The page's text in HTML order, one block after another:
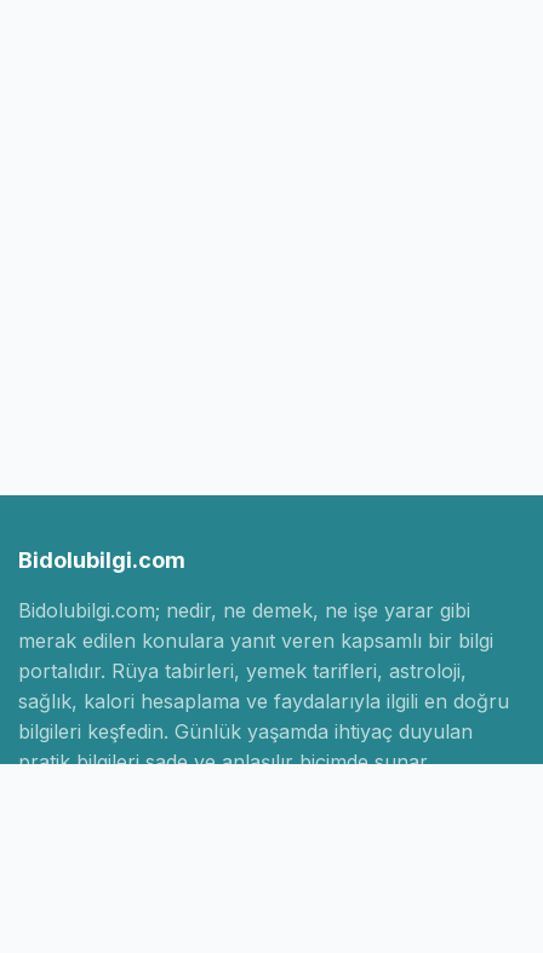
Bidolubilgi.com
Bidolubilgi.com; nedir, ne demek, ne işe yarar gibi
merak edilen konulara yanıt veren kapsamlı bir bilgi
portalıdır. Rüya tabirleri, yemek tarifleri, astroloji,
sağlık, kalori hesaplama ve faydalarıyla ilgili en doğru
bilgileri keşfedin. Günlük yaşamda ihtiyaç duyulan
pratik bilgileri sade ve anlaşılır biçimde sunar.